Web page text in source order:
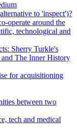
to 'inspect')?
operate around the
technological and
Sherry Turkle's
The Inner History
for acquisitioning
between two
tech and medical